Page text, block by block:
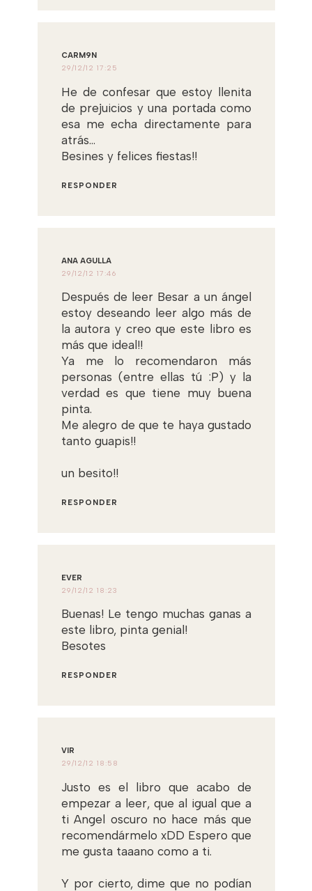
CARM9N
29/12/12 17:25
He de confesar que estoy llenita
de prejuicios y una portada como
esa me echa directamente para
atrás...
Besines y felices fiestas!!
RESPONDER
ANA AGULLA
29/12/12 17:46
Después de leer Besar a un ángel
estoy deseando leer algo más de
la autora y creo que este libro es
más que ideal!!
Ya me lo recomendaron más
personas (entre ellas tú :P) y la
verdad es que tiene muy buena
pinta.
Me alegro de que te haya gustado
tanto guapis!!
un besito!!
RESPONDER
EVER
29/12/12 18:23
Buenas! Le tengo muchas ganas a
este libro, pinta genial!
Besotes
RESPONDER
VIR
29/12/12 18:58
Justo es el libro que acabo de
empezar a leer, que al igual que a
ti Angel oscuro no hace más que
recomendármelo xDD Espero que
me gusta taaano como a ti.
Y por cierto, dime que no podían